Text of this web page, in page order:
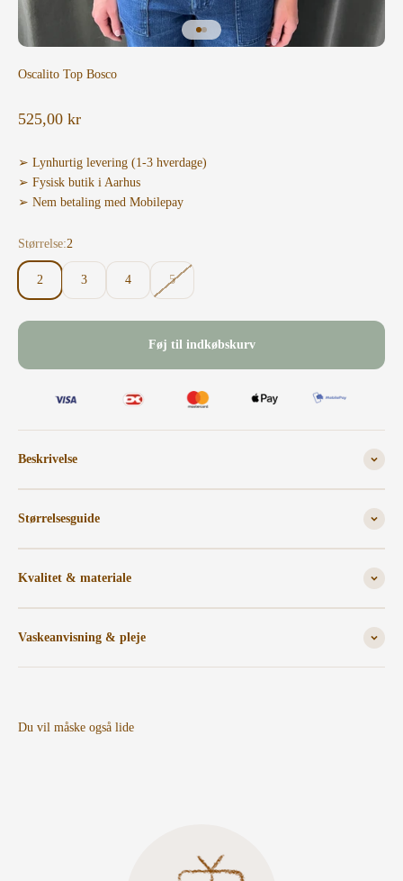
Gå til element 1
Gå til element 2
Oscalito Top Bosco
Salgspris
525,00 kr
➢ Lynhurtig levering (1-3 hverdage)
➢ Fysisk butik i Aarhus
➢ Nem betaling med Mobilepay
Størrelse:2
2 3 4 5
Føj til indkøbskurv
Beskrivelse
Størrelsesguide
Kvalitet & materiale
Vaskeanvisning & pleje